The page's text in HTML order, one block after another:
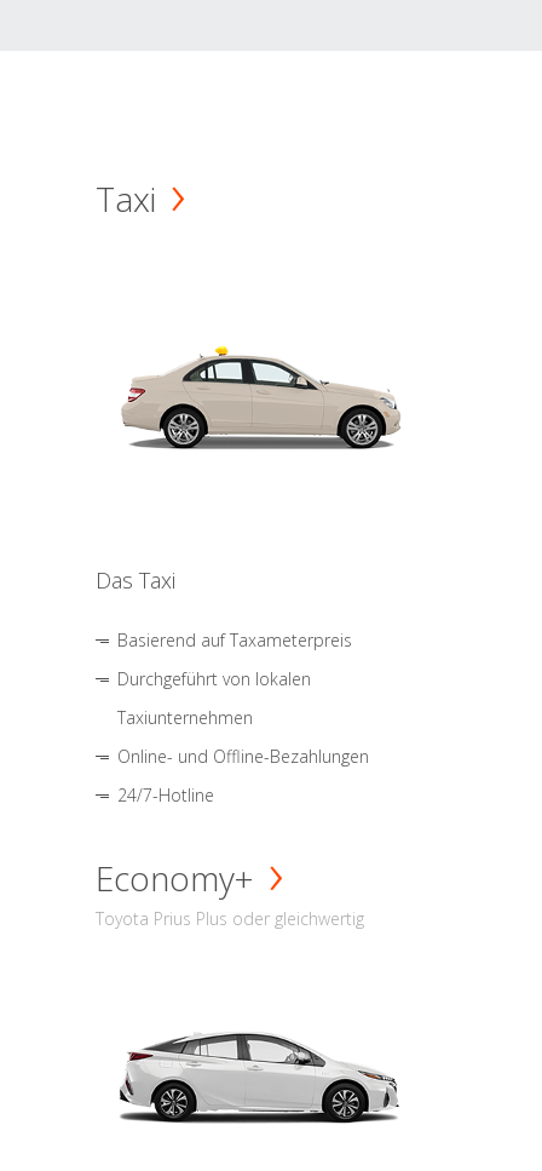
Taxi
Das Taxi
Basierend auf Taxameterpreis
Durchgeführt von lokalen
Taxiunternehmen
Online- und Offline-Bezahlungen
24/7-Hotline
Economy+
Toyota Prius Plus oder gleichwertig